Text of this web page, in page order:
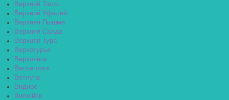
Верхний Тагил
Верхний Уфалей
Верхняя Пышма
Верхняя Салда
Верхняя Тура
Верхотурье
Верхоянск
Весьегонск
Ветлуга
Видное
Вилюйск